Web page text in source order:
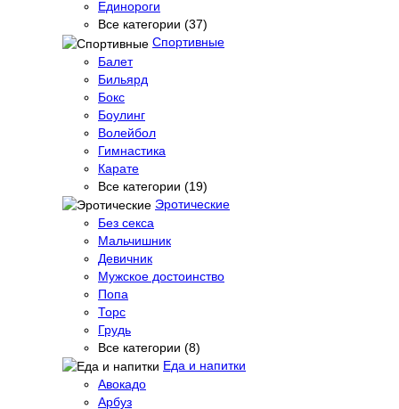
Единороги
Все категории (37)
Спортивные
Балет
Бильярд
Бокс
Боулинг
Волейбол
Гимнастика
Карате
Все категории (19)
Эротические
Без секса
Мальчишник
Девичник
Мужское достоинство
Попа
Торс
Грудь
Все категории (8)
Еда и напитки
Авокадо
Арбуз